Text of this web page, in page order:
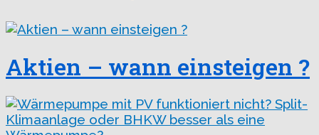
Aktien – wann einsteigen ?